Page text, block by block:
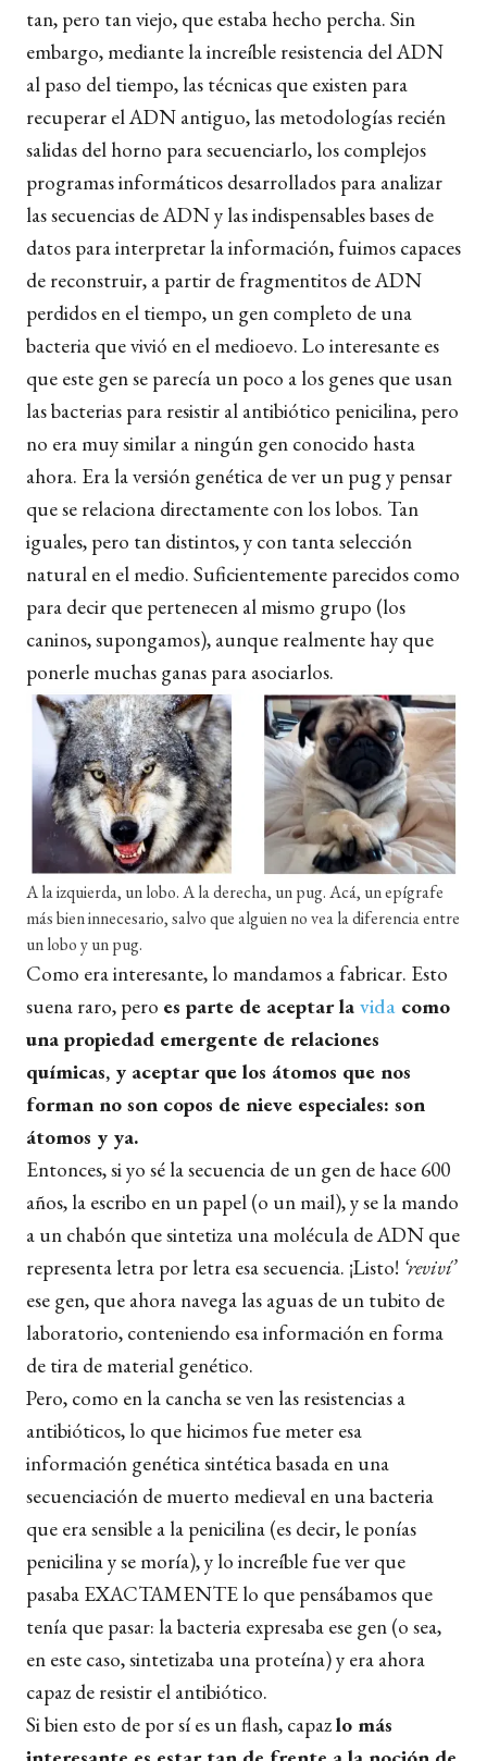
tan, pero tan viejo, que estaba hecho percha. Sin
embargo, mediante la increíble resistencia del ADN
al paso del tiempo, las técnicas que existen para
recuperar el ADN antiguo, las metodologías recién
salidas del horno para secuenciarlo, los complejos
programas informáticos desarrollados para analizar
las secuencias de ADN y las indispensables bases de
datos para interpretar la información, fuimos capaces
de reconstruir, a partir de fragmentitos de ADN
perdidos en el tiempo, un gen completo de una
bacteria que vivió en el medioevo. Lo interesante es
que este gen se parecía un poco a los genes que usan
las bacterias para resistir al antibiótico penicilina, pero
no era muy similar a ningún gen conocido hasta
ahora. Era la versión genética de ver un pug y pensar
que se relaciona directamente con los lobos. Tan
iguales, pero tan distintos, y con tanta selección
natural en el medio. Suficientemente parecidos como
para decir que pertenecen al mismo grupo (los
caninos, supongamos), aunque realmente hay que
ponerle muchas ganas para asociarlos.
A la izquierda, un lobo. A la derecha, un pug. Acá, un epígrafe
más bien innecesario, salvo que alguien no vea la diferencia entre
un lobo y un pug.
Como era interesante, lo mandamos a fabricar. Esto
suena raro, pero es parte de aceptar la vida como
una propiedad emergente de relaciones
químicas, y aceptar que los átomos que nos
forman no son copos de nieve especiales: son
átomos y ya.
Entonces, si yo sé la secuencia de un gen de hace 600
años, la escribo en un papel (o un mail), y se la mando
a un chabón que sintetiza una molécula de ADN que
representa letra por letra esa secuencia. ¡Listo! ‘reviví’
ese gen, que ahora navega las aguas de un tubito de
laboratorio, conteniendo esa información en forma
de tira de material genético.
Pero, como en la cancha se ven las resistencias a
antibióticos, lo que hicimos fue meter esa
información genética sintética basada en una
secuenciación de muerto medieval en una bacteria
que era sensible a la penicilina (es decir, le ponías
penicilina y se moría), y lo increíble fue ver que
pasaba EXACTAMENTE lo que pensábamos que
tenía que pasar: la bacteria expresaba ese gen (o sea,
en este caso, sintetizaba una proteína) y era ahora
capaz de resistir el antibiótico.
Si bien esto de por sí es un flash, capazlo más